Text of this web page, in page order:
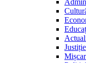
Justiție